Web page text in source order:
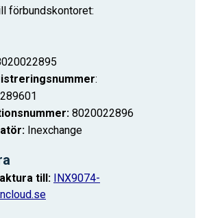
förbundskontoret:
:
8020022896
Inexchange
till: INX9074-